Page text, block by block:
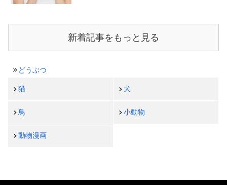
新着記事をもっと見る
どうぶつ
猫 犬
鳥 小動物
動物漫画